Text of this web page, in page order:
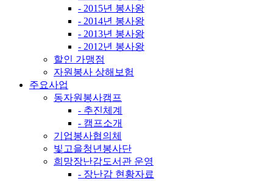
- 2015년 봉사왕
- 2014년 봉사왕
- 2013년 봉사왕
- 2012년 봉사왕
할인 가맹점
자원봉사 상해보험
주요사업
동자원봉사캠프
- 추진체계
- 캠프소개
기업봉사협의체
빛고을청년봉사단
희망장난감도서관 운영
- 장난감 현황자료